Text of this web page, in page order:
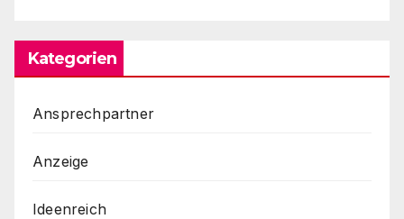
Kategorien
Ansprechpartner
Anzeige
Ideenreich